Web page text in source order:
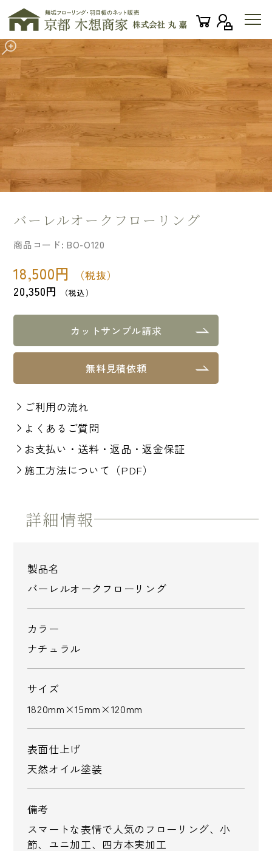
バーレルオークフローリング
18,500円 （税抜）
20,350円 （税込）
商品コード: BO-O120
カットサンプル請求
無料見積依頼
ご利用の流れ
よくあるご質問
お支払い・送料・返品・返金保証
施工方法について（PDF）
詳細情報
製品名
バーレルオークフローリング
カラー
ナチュラル
サイズ
1820mm×15mm×120mm
表面仕上げ
天然オイル塗装
備考
スマートな表情で人気のフローリング、小
節、ユニ加工、四方本実加工